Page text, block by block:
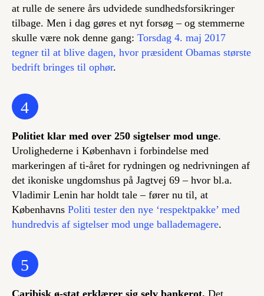
at rulle de senere års udvidede sundhedsforsikringer
tilbage. Men i dag gøres et nyt forsøg – og stemmerne
skulle være nok denne gang: Torsdag 4. maj 2017
tegner til at blive dagen, hvor præsident Obamas største
bedrift bringes til ophør.
4
Politiet klar med over 250 sigtelser mod unge.
Urolighederne i København i forbindelse med
markeringen af ti-året for rydningen og nedrivningen af
det ikoniske ungdomshus på Jagtvej 69 – hvor bl.a.
Vladimir Lenin har holdt tale – fører nu til, at
Københavns Politi tester den nye ‘respektpakke’ med
hundredvis af sigtelser mod unge ballademagere.
5